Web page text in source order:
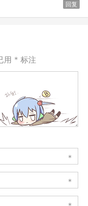
回复
用 * 标注
*
*